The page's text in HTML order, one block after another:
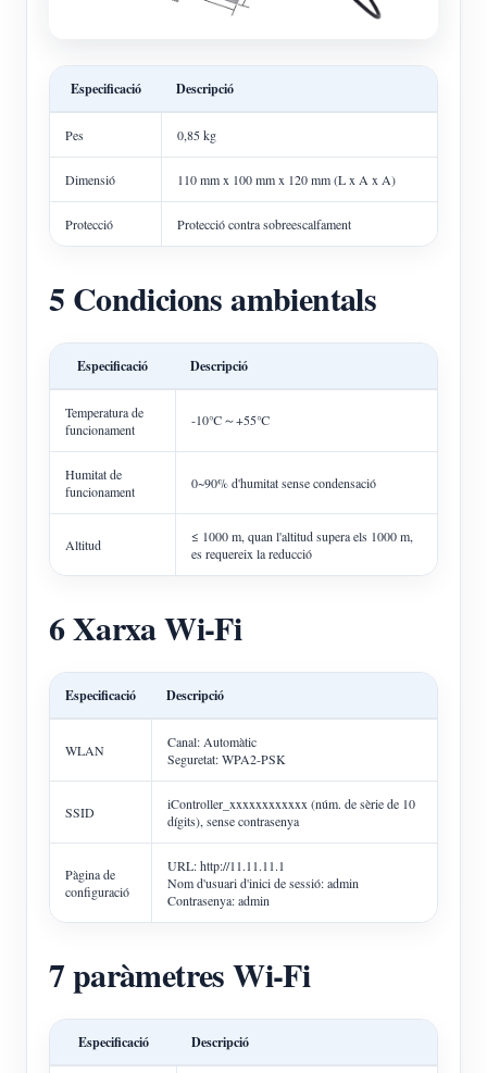
Especificació Descripció
Pes 0,85 kg
Dimensió 110 mm x 100 mm x 120 mm (L x A x A)
Protecció Protecció contra sobreescalfament
5 Condicions ambientals
Especificació Descripció
Temperatura de
funcionament
-10℃～+55℃
Humitat de
funcionament
0~90% d'humitat sense condensació
Altitud
≤ 1000 m, quan l'altitud supera els 1000 m,
es requereix la reducció
6 Xarxa Wi-Fi
Especificació Descripció
WLAN
Canal: Automàtic
Seguretat: WPA2-PSK
SSID
iController_xxxxxxxxxxxx (núm. de sèrie de 10
dígits), sense contrasenya
Pàgina de
configuració
URL: http://11.11.11.1
Nom d'usuari d'inici de sessió: admin
Contrasenya: admin
7 paràmetres Wi-Fi
Especificació Descripció